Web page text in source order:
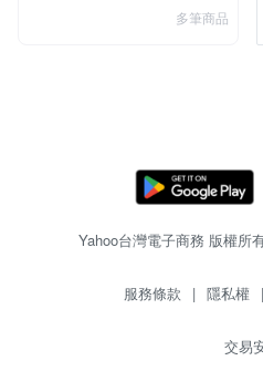
多筆商品
Yahoo台灣電子商務 版權所
服務條款 | 隱私權 |
交易